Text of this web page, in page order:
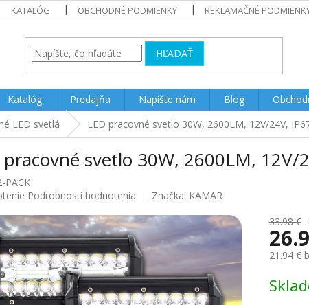
KATALÓG OBCHODNÉ PODMIENKY REKLAMAČNÉ
HĽADAŤ
Katalóg Predajňa Napíšte nám Blog
LED svetlá LED pracovné svetlo 30W, 2600LM, 12V/24V,
pracovné svetlo 30W, 2600LM, 12V/
PACK
Podrobnosti hodnotenia Značka: KAMAR
33.98 €
21.94 €
cena: